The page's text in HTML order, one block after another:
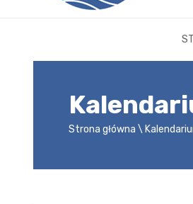
Strona główna